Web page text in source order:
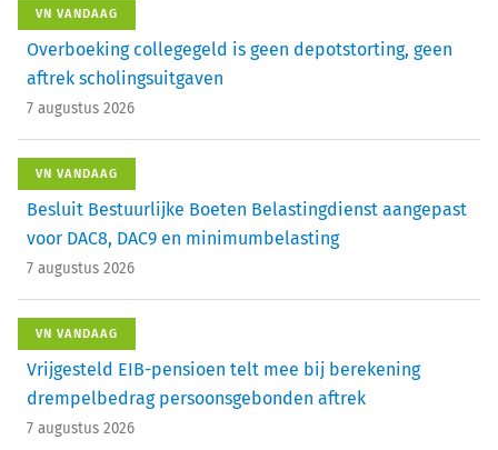
VN VANDAAG
Overboeking collegegeld is geen depotstorting, geen
aftrek scholingsuitgaven
7 augustus 2026
VN VANDAAG
Besluit Bestuurlijke Boeten Belastingdienst aangepast
voor DAC8, DAC9 en minimumbelasting
7 augustus 2026
VN VANDAAG
Vrijgesteld EIB-pensioen telt mee bij berekening
drempelbedrag persoonsgebonden aftrek
7 augustus 2026